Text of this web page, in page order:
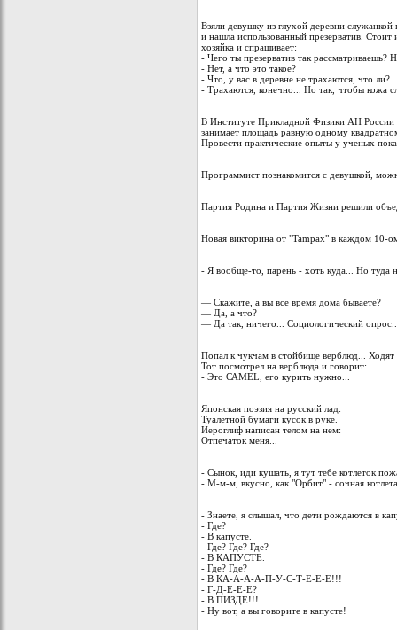
Взяли девушку из глухой деревни
и нашла использованный презерватив.
хозяйка и спрашивает:
- Чего ты презерватив так рассматриваешь?
- Нет, а что это такое?
- Что, у вас в деревне не трахаются, что ли?
- Трахаются, конечно... Но так, чтобы кожа
В Институте Прикладной Физики АН России
занимает площадь равную одному
Провести практические опыты у ученых
Программист познакомится с девушкой,
Партия Родина и Партия Жизни решили
Новая викторина от "Tampax" в каждом 10-
- Я вообще-то, парень - хоть куда... Но туда
— Скажите, а вы все время дома бываете?
— Да, а что?
— Да так, ничего... Социологический
Попал к чукчам в стойбище верблюд...
Тот посмотрел на верблюда и говорит:
- Это САМЕL, его курить нужно...
Японская поэзия на русский лад:
Туалетной бумаги кусок в руке.
Иероглиф написан телом на нем:
Отпечаток меня...
- Сынок, иди кушать, я тут тебе котлеток
- М-м-м, вкусно, как "Орбит" - сочная
- Знаете, я слышал, что дети pождаются в
- Где?
- В капyсте.
- Где? Где? Где?
- В КАПУСТЕ.
- Где? Где?
- В КА-А-А-А-П-У-С-Т-Е-Е-Е!!!
- Г-Д-Е-Е-Е?
- В ПИЗДЕ!!!
- Hy вот, а вы говоpите в капyсте!